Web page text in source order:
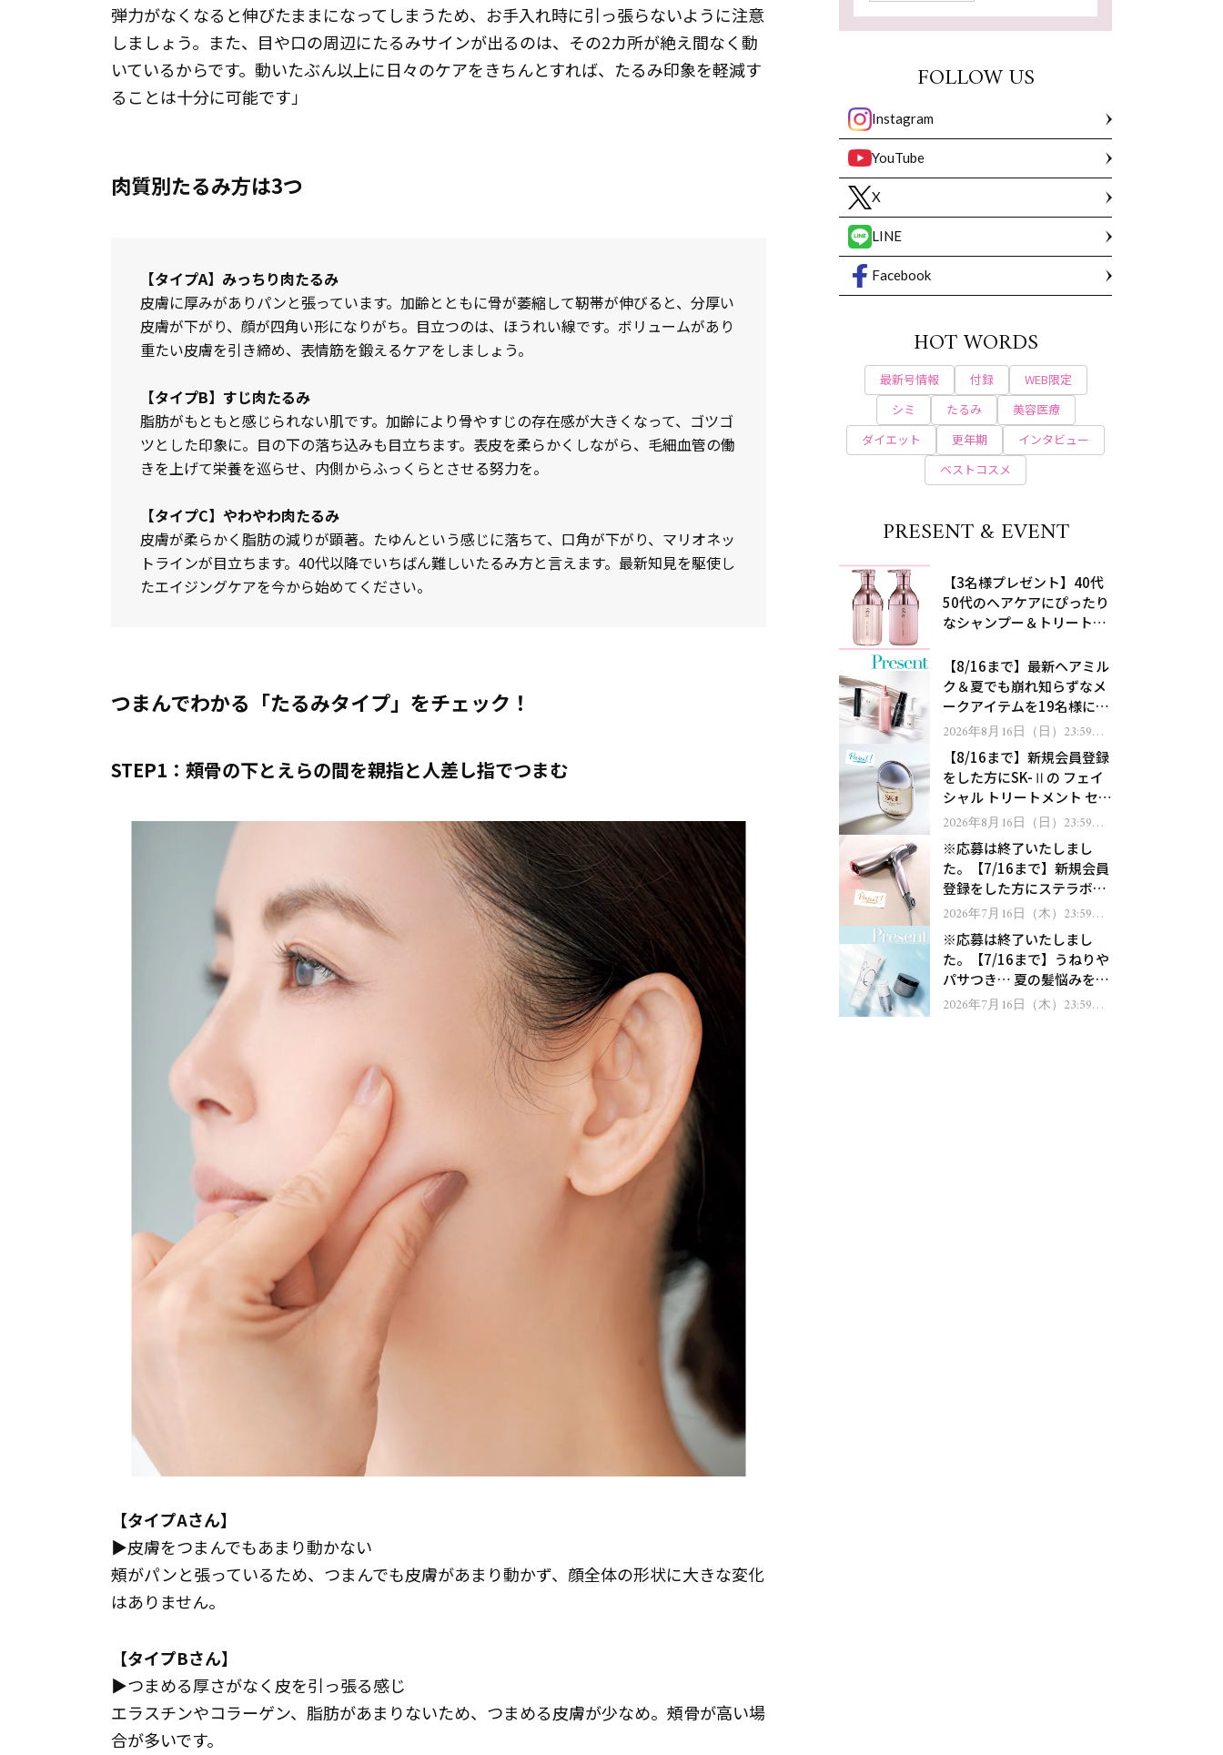
弾力がなくなると伸びたままになってしまうため、お手入れ時に引っ張らないように注意
しましょう。また、目や口の周辺にたるみサインが出るのは、その2カ所が絶え間なく動
いているからです。動いたぶん以上に日々のケアをきちんとすれば、たるみ印象を軽減す
ることは十分に可能です」
肉質別たるみ方は3つ
【タイプA】みっちり肉たるみ
皮膚に厚みがありパンと張っています。加齢とともに骨が萎縮して靭帯が伸びると、分厚い
皮膚が下がり、顔が四角い形になりがち。目立つのは、ほうれい線です。ボリュームがあり
重たい皮膚を引き締め、表情筋を鍛えるケアをしましょう。
【タイプB】すじ肉たるみ
脂肪がもともと感じられない肌です。加齢により骨やすじの存在感が大きくなって、ゴツゴ
ツとした印象に。目の下の落ち込みも目立ちます。表皮を柔らかくしながら、毛細血管の働
きを上げて栄養を巡らせ、内側からふっくらとさせる努力を。
【タイプC】やわやわ肉たるみ
皮膚が柔らかく脂肪の減りが顕著。たゆんという感じに落ちて、口角が下がり、マリオネッ
トラインが目立ちます。40代以降でいちばん難しいたるみ方と言えます。最新知見を駆使し
たエイジングケアを今から始めてください。
つまんでわかる「たるみタイプ」をチェック！
STEP1：頰骨の下とえらの間を親指と人差し指でつまむ
【タイプAさん】
▶︎皮膚をつまんでもあまり動かない
頰がパンと張っているため、つまんでも皮膚があまり動かず、顔全体の形状に大きな変化
はありません。
【タイプBさん】
▶︎つまめる厚さがなく皮を引っ張る感じ
エラスチンやコラーゲン、脂肪があまりないため、つまめる皮膚が少なめ。頰骨が高い場
合が多いです。
FOLLOW US
Instagram
YouTube
X
LINE
Facebook
HOT WORDS
最新号情報 付録
WEB限定
シミ
たるみ
美容医療
ダイエット
更年期
インタビュー
ベストコスメ
PRESENT & EVENT
【3名様プレゼント】40代
50代のヘアケアにぴったり
なシャンプー＆トリートメ
処！
【8/16まで】最新ヘアミル
ク＆夏でも崩れ知らずなメ
ークアイテムを19名様にプ
レゼント！
2026年8月16日（日）23:59ま
で【8/16まで】新規会員登録
をした方にSK-Ⅱの フェイ
シャル トリートメント セラ
ムをプレゼント！
2026年8月16日（日）23:59ま
※応募は終了いたしまし
た。【7/16まで】新規会員
登録をした方にステラボー
テのシャインリバース ヘア
ゼント！
2026年7月16日（木）23:59ま
※応募は終了いたしまし
た。【7/16まで】うねりや
パサつき… 夏の髪悩みを解
消するヘアケアアイテムを
2026年7月16日（木）23:59ま